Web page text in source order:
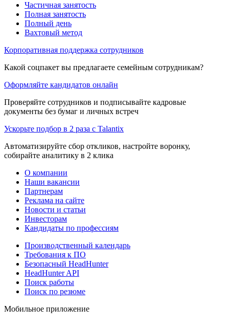
Частичная занятость
Полная занятость
Полный день
Вахтовый метод
Корпоративная поддержка сотрудников
Какой соцпакет вы предлагаете семейным сотрудникам?
Оформляйте кандидатов онлайн
Проверяйте сотрудников и подписывайте кадровые
документы без бумаг и личных встреч
Ускорьте подбор в 2 раза с Talantix
Автоматизируйте сбор откликов, настройте воронку,
собирайте аналитику в 2 клика
О компании
Наши вакансии
Партнерам
Реклама на сайте
Новости и статьи
Инвесторам
Кандидаты по профессиям
Производственный календарь
Требования к ПО
Безопасный HeadHunter
HeadHunter API
Поиск работы
Поиск по резюме
Мобильное приложение